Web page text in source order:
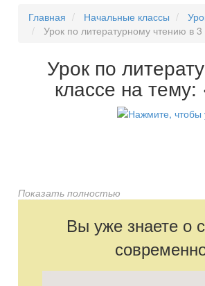
Главная Начальные классы
Урок по литературному чтению в
Урок по
классе на
А.С.Пушкин в литературе.
Урок по литературному чтению в 3-
Показать полностью
Вы уже знаете о